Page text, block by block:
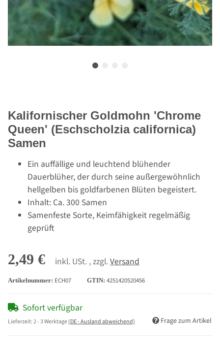
Kalifornischer Goldmohn 'Chrome
Queen' (Eschscholzia californica)
Samen
Ein auffällige und leuchtend blühender
Dauerblüher, der durch seine außergewöhnlich
hellgelben bis goldfarbenen Blüten begeistert.
Inhalt: Ca. 300 Samen
Samenfeste Sorte, Keimfähigkeit regelmäßig
geprüft
2,49 € inkl. USt. , zzgl. Versand
Artikelnummer: ECH07 GTIN: 4251420520456
Sofort verfügbar
Lieferzeit:2 - 3 Werktage(DE - Ausland abweichend) Frage zum Artikel